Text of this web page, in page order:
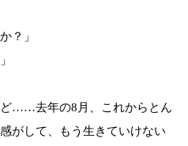
？」
ど……去年の8月、これからとん
がして、もう生きていけない